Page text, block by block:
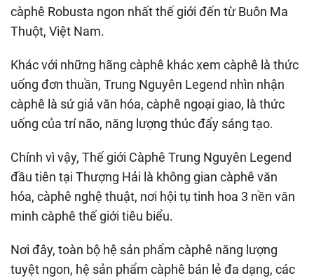
càphê Robusta ngon nhất thế giới đến từ Buôn Ma
Thuột, Việt Nam.
Khác với những hãng càphê khác xem càphê là thức
uống đơn thuần, Trung Nguyên Legend nhìn nhận
càphê là sứ giả văn hóa, càphê ngoại giao, là thức
uống của trí não, năng lượng thúc đẩy sáng tạo.
Chính vì vậy, Thế giới Càphê Trung Nguyên Legend
đầu tiên tại Thượng Hải là không gian càphê văn
hóa, càphê nghệ thuật, nơi hội tụ tinh hoa 3 nền văn
minh càphê thế giới tiêu biểu.
Nơi đây, toàn bộ hệ sản phẩm càphê năng lượng
tuyệt ngon, hệ sản phẩm càphê bán lẻ đa dạng, các